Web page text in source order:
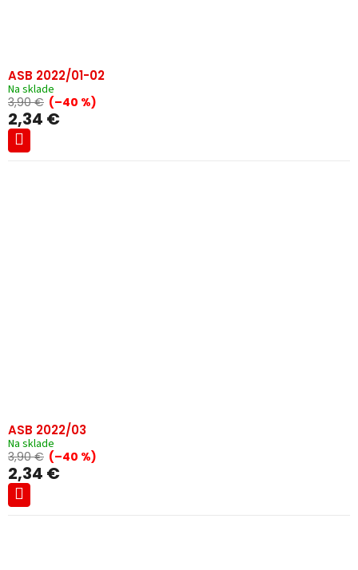
ASB 2022/01-02
Na sklade
3,90 € (–40 %)
2,34 €
ASB 2022/03
Na sklade
3,90 € (–40 %)
2,34 €